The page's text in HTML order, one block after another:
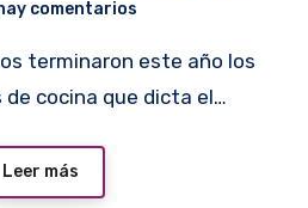
comentarios
de cocina que dicta el…
Leer más